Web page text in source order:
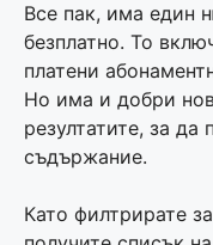
Все пак, има един
безплатно. То
платени
Но има и добри
резултатите, за
съдържание.
Като филтрирате